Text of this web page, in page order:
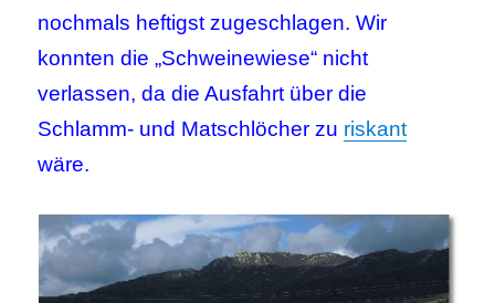
nochmals heftigst zugeschlagen. Wir
konnten die „Schweinewiese“ nicht
verlassen, da die Ausfahrt über die
Schlamm- und Matschlöcher zu riskant
wäre.